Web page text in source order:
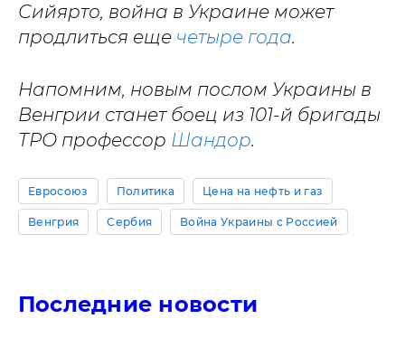
Сийярто, война в Украине может
продлиться еще четыре года.
Напомним, новым послом Украины в
Венгрии станет боец из 101-й бригады
ТРО профессор Шандор.
Евросоюз Политика Цена на нефть и газ
Венгрия Сербия Война Украины с Россией
Последние новости